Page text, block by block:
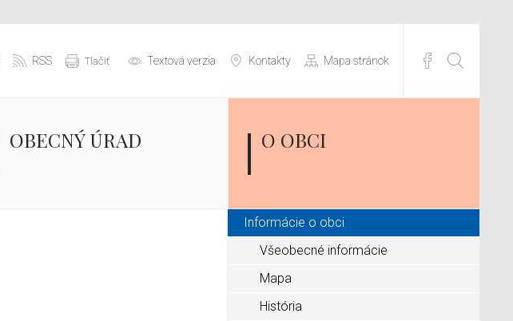
RSS Tlačiť Textová verzia Kontakty Mapa stránok
OBECNÝ ÚRAD O OBCI
Informácie o obci
Všeobecné informácie
Mapa
História